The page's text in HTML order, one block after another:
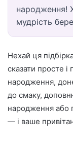
народження!
мудрість
Нехай ця
сказати просте
народження,
до смаку,
народження або
— і ваше